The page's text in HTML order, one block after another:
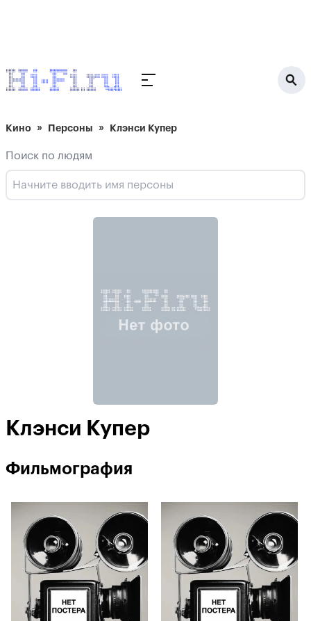
Кино Персоны Клэнси Купер
Поиск по людям
Клэнси Купер
Фильмография